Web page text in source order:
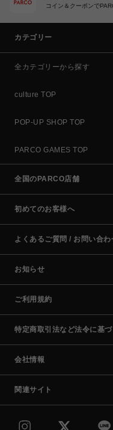
コイン＆クーポンで
カテゴリー
全カテゴリーから探す
culture TOP
POP-UP SHOP TOP
PARCO GAMES TOP
全国のPARCO店舗
初めてのお客様へ
よくあるご質問 / お問い合わ
お知らせ
ご利用規約
特定商取引法など法令に基
会社情報
関連サイト